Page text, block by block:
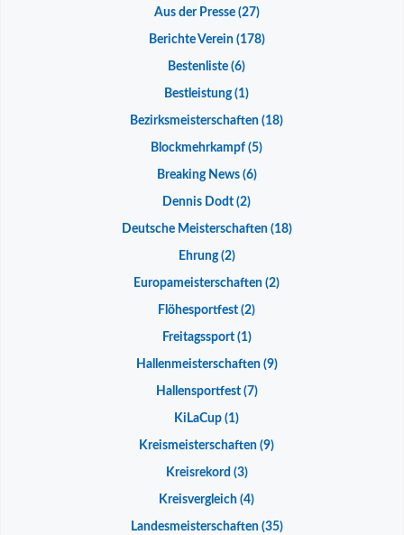
Aus der Presse(27)
Berichte Verein(178)
Bestenliste (6)
Bestleistung(1)
Bezirksmeisterschaften (18)
Blockmehrkampf (5)
Breaking News(6)
Dennis Dodt (2)
Deutsche Meisterschaften(18)
Ehrung(2)
Europameisterschaften (2)
Flöhesportfest (2)
Freitagssport(1)
Hallenmeisterschaften(9)
Hallensportfest(7)
KiLaCup (1)
Kreismeisterschaften (9)
Kreisrekord (3)
Kreisvergleich (4)
Landesmeisterschaften(35)